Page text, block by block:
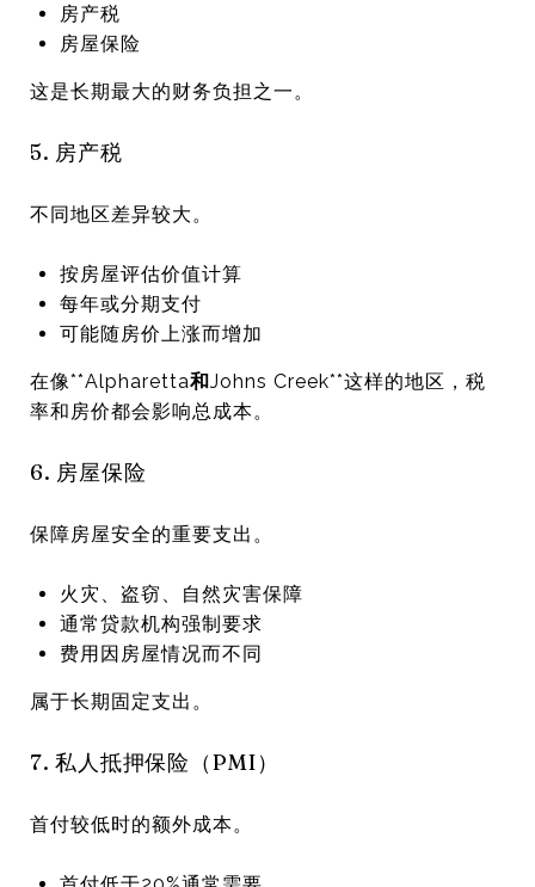
房产税
房屋保险
这是长期最大的财务负担之一。
5. 房产税
不同地区差异较大。
按房屋评估价值计算
每年或分期支付
可能随房价上涨而增加
在像**Alpharetta和Johns Creek**这样的地区，税
率和房价都会影响总成本。
6. 房屋保险
保障房屋安全的重要支出。
火灾、盗窃、自然灾害保障
通常贷款机构强制要求
费用因房屋情况而不同
属于长期固定支出。
7. 私人抵押保险（PMI）
首付较低时的额外成本。